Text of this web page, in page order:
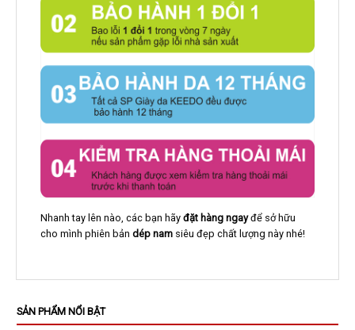
Nhanh tay lên nào, các bạn hãy đặt hàng ngayđể sở hữu
cho mình phiên bản dép nam siêu đẹp chất lượng này nhé!
SẢN PHẨM NỔI BẬT